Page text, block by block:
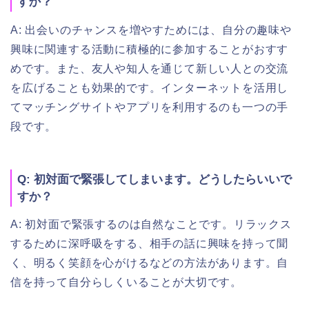
A: 出会いのチャンスを増やすためには、自分の趣味や
興味に関連する活動に積極的に参加することがおすす
めです。また、友人や知人を通じて新しい人との交流
を広げることも効果的です。インターネットを活用し
てマッチングサイトやアプリを利用するのも一つの手
段です。
Q: 初対面で緊張してしまいます。どうしたらいいで
すか？
A: 初対面で緊張するのは自然なことです。リラックス
するために深呼吸をする、相手の話に興味を持って聞
く、明るく笑顔を心がけるなどの方法があります。自
信を持って自分らしくいることが大切です。